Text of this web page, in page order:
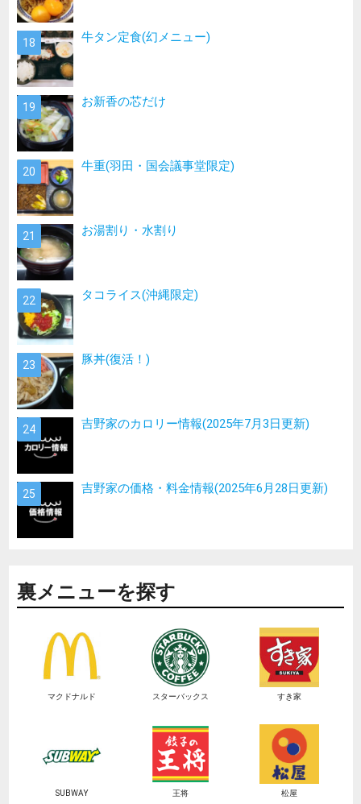
牛タン定食(幻メニュー)
お新香の芯だけ
牛重(羽田・国会議事堂限定)
お湯割り・水割り
タコライス(沖縄限定)
豚丼(復活！)
吉野家のカロリー情報(2025年7月3日更新)
吉野家の価格・料金情報(2025年6月28日更新)
裏メニューを探す
マクドナルド スターバックス すき家
SUBWAY 王将 松屋